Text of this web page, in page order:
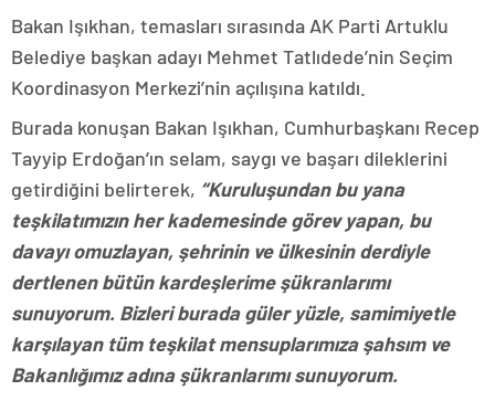
Bakan Işıkhan, temasları sırasında AK Parti Artuklu
Belediye başkan adayı Mehmet Tatlıdede’nin Seçim
Koordinasyon Merkezi’nin açılışına katıldı.
Burada konuşan Bakan Işıkhan, Cumhurbaşkanı Recep
Tayyip Erdoğan’ın selam, saygı ve başarı dileklerini
getirdiğini belirterek, “Kuruluşundan bu yana
teşkilatımızın her kademesinde görev yapan, bu
davayı omuzlayan, şehrinin ve ülkesinin derdiyle
dertlenen bütün kardeşlerime şükranlarımı
sunuyorum. Bizleri burada güler yüzle, samimiyetle
karşılayan tüm teşkilat mensuplarımıza şahsım ve
Bakanlığımız adına şükranlarımı sunuyorum.